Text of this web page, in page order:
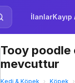
İlanlarKayıp
Tooy poodle
mevcuttur
Kedi & Köpek › Köpek ›